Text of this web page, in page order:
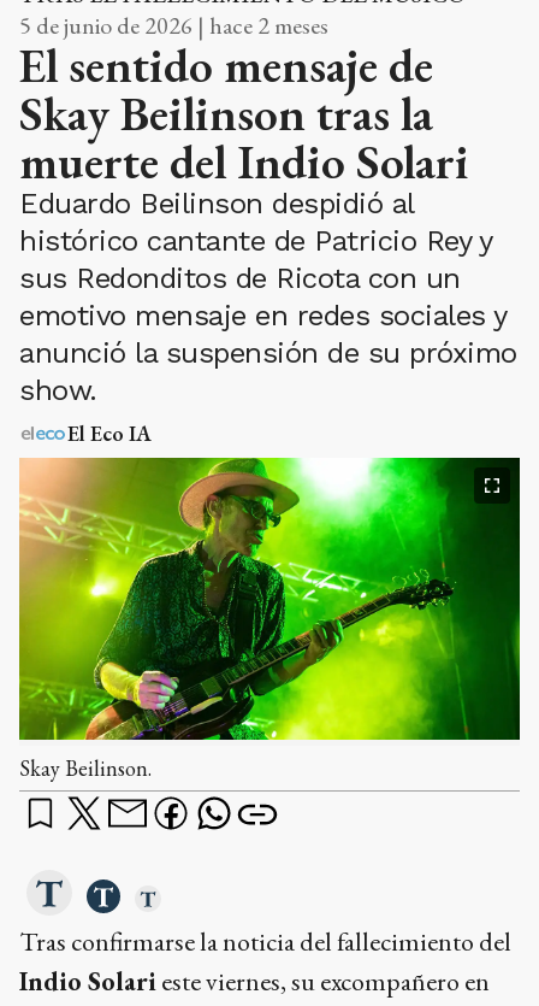
5 de junio de 2026 | hace 2 meses
El sentido mensaje de
Skay Beilinson tras la
muerte del Indio Solari
Eduardo Beilinson despidió al
histórico cantante de Patricio Rey y
sus Redonditos de Ricota con un
emotivo mensaje en redes sociales y
anunció la suspensión de su próximo
show.
El Eco IA
Skay Beilinson.
Tras confirmarse la noticia del fallecimiento del
Indio Solarieste viernes, su excompañero en